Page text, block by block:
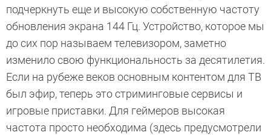
подчеркнуть еще и высокую собственную частоту
обновления экрана 144 Гц. Устройство, которое мы
до сих пор называем телевизором, заметно
изменило свою функциональность за десятилетия.
Если на рубеже веков основным контентом для ТВ
был эфир, теперь это стриминговые сервисы и
игровые приставки. Для геймеров высокая
частота просто необходима (здесь предусмотрели